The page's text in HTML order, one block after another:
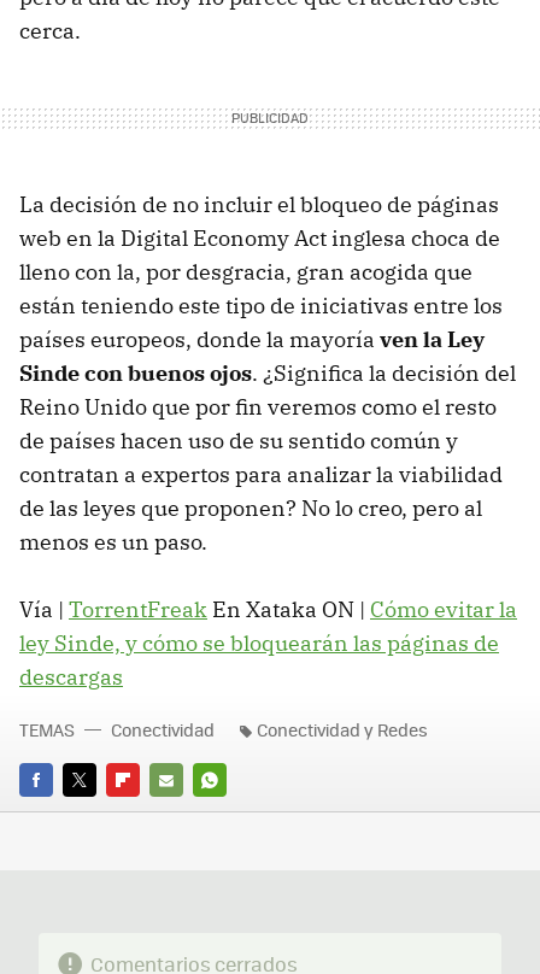
cerca.
La decisión de no incluir el bloqueo de páginas
web en la Digital Economy Act inglesa choca de
lleno con la, por desgracia, gran acogida que
están teniendo este tipo de iniciativas entre los
países europeos, donde la mayoría ven la Ley
Sinde con buenos ojos. ¿Significa la decisión del
Reino Unido que por fin veremos como el resto
de países hacen uso de su sentido común y
contratan a expertos para analizar la viabilidad
de las leyes que proponen? No lo creo, pero al
menos es un paso.
Vía | TorrentFreak En Xataka ON | Cómo evitar la
ley Sinde, y cómo se bloquearán las páginas de
descargas
FACEBOOK
TWITTERFLIPBOARD
E-
WHATSAPP
TEMAS Conectividad Conectividad y Redes
Comentarios cerrados